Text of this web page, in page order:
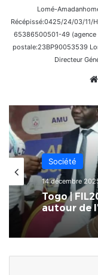
Lomé-
Récépissé:0425/24/03/11/
65386500501-49
postale:23BP90053539
Directeur
Santé
24 juin 2026
Société
14 décembre 2025
Togo |
autour de